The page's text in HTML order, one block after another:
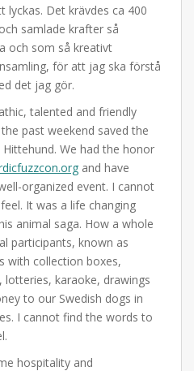
lyckas. Det krävdes ca 400
samlade krafter så
och som så kreativt
för att jag ska förstå
det jag gör.
talented and friendly
past weekend saved the
We had the honor
and have
organized event. I cannot
It was a life changing
animal saga. How a whole
participants, known as
with collection boxes,
karaoke, drawings
to our Swedish dogs in
I cannot find the words to
hospitality and